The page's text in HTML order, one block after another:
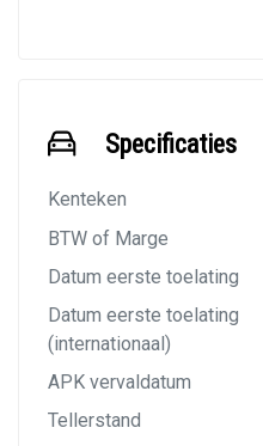
Specificaties
Kenteken
BTW of Marge
Datum eerste toelating
Datum eerste toelating
(internationaal)
APK vervaldatum
Tellerstand